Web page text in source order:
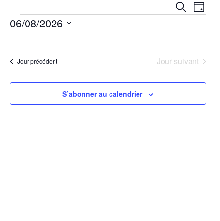
vues
Recherche
Jour
06/08/2026
date.Jour précédent Jour suivant
S’abonner au calendrier